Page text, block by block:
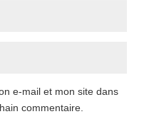
e-mail et mon site dans
commentaire.